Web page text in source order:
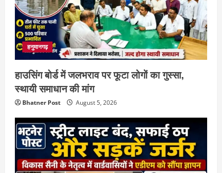
हनुमानगढ़
हाउसिंग बोर्ड में जलभराव पर फूटा लोगों का गुस्सा,
स्थायी समाधान की मांग
Bhatner Post August 5, 2026